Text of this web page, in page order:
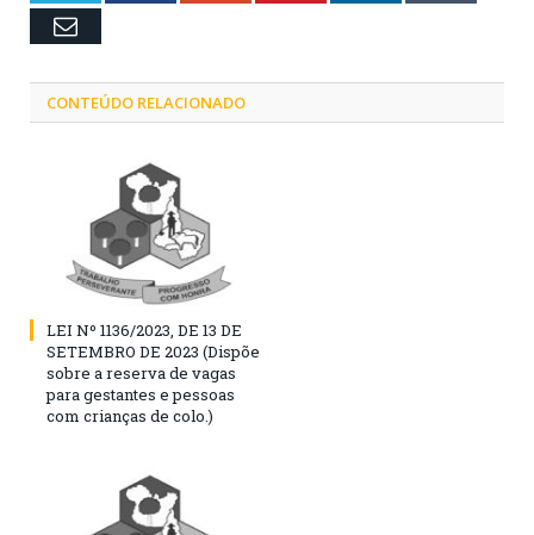
Email
CONTEÚDO RELACIONADO
LEI Nº 1136/2023, DE 13 DE
SETEMBRO DE 2023 (Dispõe
sobre a reserva de vagas
para gestantes e pessoas
com crianças de colo.)